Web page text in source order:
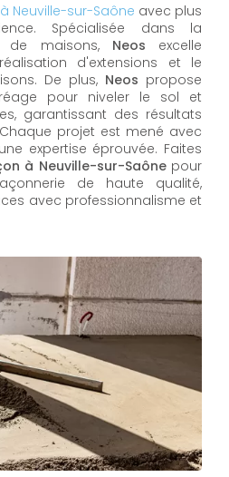
Neuville-sur-Saône avec plus
Spécialisée dans la
de maisons, Neos excelle
d'extensions et le
De plus, Neos propose
pour niveler le sol et
garantissant des résultats
projet est mené avec
expertise éprouvée. Faites
à Neuville-sur-Saônepour
de haute qualité,
avec professionnalisme et